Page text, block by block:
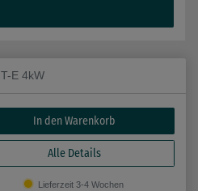
E 4kW
In den Warenkorb
Alle Details
Lieferzeit 3-4 Wochen